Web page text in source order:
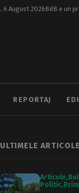
6 August 2026BdB e un
REPORTAJ
ULTIMELE ARTICOLE
Articole
Politic